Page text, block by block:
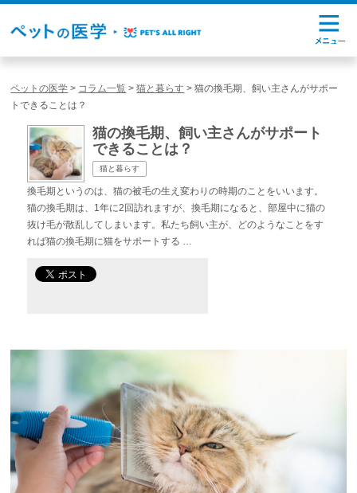
ペットの医学 > コラム一覧 >猫と暮らす >猫の換毛期、飼い主さんがサポー
トできることは？
猫の換毛期、飼い主さんがサポート
できることは？
猫と暮らす
換毛期というのは、猫の被毛の生え変わりの時期のことをいいます。
猫の換毛期は、1年に2回訪れますが、換毛期になると、部屋中に猫の
抜け毛が散乱してしまいます。私たち飼い主が、どのようなことをす
れば猫の換毛期に猫をサポートする …